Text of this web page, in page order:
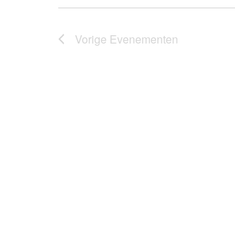
Vorige Evenementen